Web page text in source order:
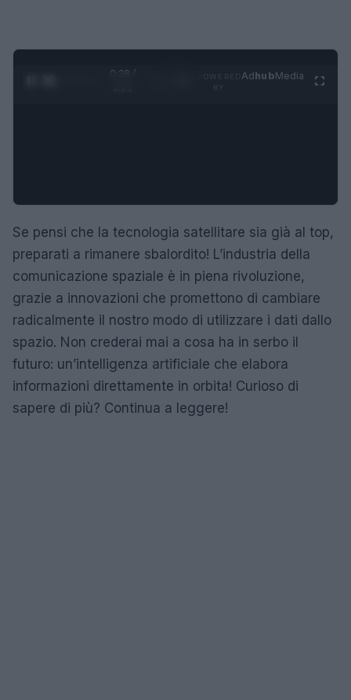
0:29 /
AdhubMedia
Se pensi che la tecnologia satellitare sia già al top,
preparati a rimanere sbalordito! L’industria della
comunicazione spaziale è in piena rivoluzione,
grazie a innovazioni che promettono di cambiare
radicalmente il nostro modo di utilizzare i dati dallo
spazio. Non crederai mai a cosa ha in serbo il
futuro: un’intelligenza artificiale che elabora
informazioni direttamente in orbita! Curioso di
sapere di più? Continua a leggere!